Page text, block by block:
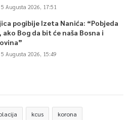
5 Augusta 2026, 17:51
pogibije Izeta Nanića: “Pobjeda
ako Bog da bit će naša Bosna i
5 Augusta 2026, 15:49
kcus korona